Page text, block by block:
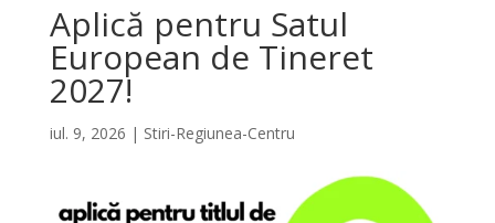
Aplică pentru Satul
European de Tineret
2027!
iul. 9, 2026 | Stiri-Regiunea-Centru